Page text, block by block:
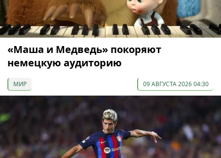
«Маша и Медведь» покоряют
немецкую аудиторию
МИР 09 АВГУСТА 2026 04:30